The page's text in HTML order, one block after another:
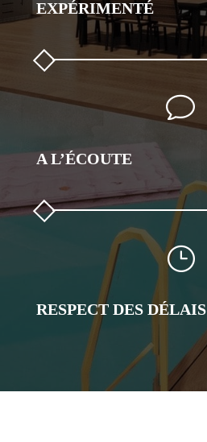
EXPÉRIMENTÉ
v
A L’ÉCOUTE
}
RESPECT DES DÉLAIS